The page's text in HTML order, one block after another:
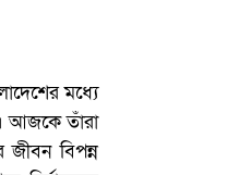
মধ্যে
আজকে তাঁরা
বিপন্ন